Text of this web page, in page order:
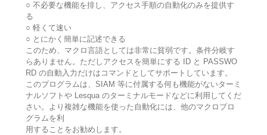
○ 不必要な機能を排し、アクセス手順の自動化のみを提供す
る
○ 軽くて速い
○ とにかく簡単に記述できる
このため、マクロ言語としては非常に貧弱です。条件分岐す
らありません。ただしアクセスを簡単にする ID と PASSWO
RD の自動入力だけはコマンドとしてサポートしています。
このプログラムは、SIAM 等に付属する何も機能がないターミ
ナルソフトや Lesqua のターミナルモードなどに利用してくだ
さい。より複雑な機能を使った自動化には、他のマクロプロ
グラムを利
用することをお勧めします。